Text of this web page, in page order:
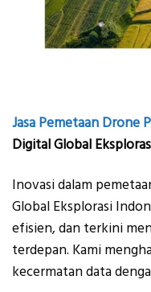
Jasa Pemetaan Drone
Digital Global
Inovasi dalam
Global Eksplorasi
efisien, dan terkini
terdepan. Kami
kecermatan data